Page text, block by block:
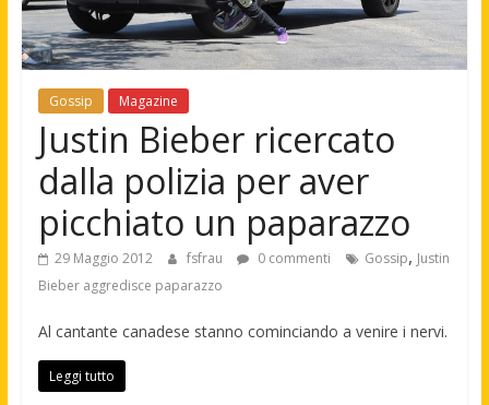
Gossip Magazine
Justin Bieber ricercato
dalla polizia per aver
picchiato un paparazzo
29 Maggio 2012 fsfrau 0 commenti Gossip, Justin
Bieber aggredisce paparazzo
Al cantante canadese stanno cominciando a venire i nervi.
Leggi tutto